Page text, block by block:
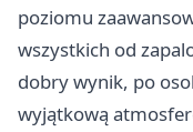
poziomu
wszystkich od
dobry wynik, po
wyjątkową